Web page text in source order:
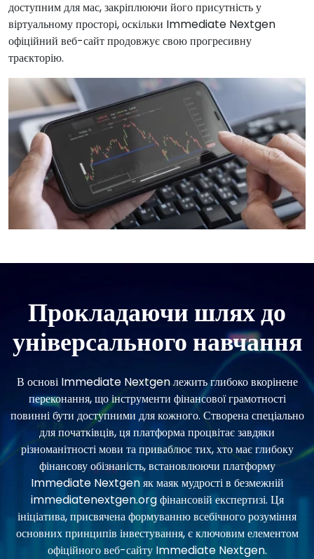
доступним для мас, закріплюючи його присутність у
віртуальному просторі, оскільки Immediate Nextgen
офіційний веб-сайт продовжує свою прогресивну
траєкторію.
Прокладаючи шлях до
універсального навчання
В основі Immediate Nextgen лежить глибоко вкорінене
переконання, що інструменти фінансової грамотності
повинні бути доступними для кожного. Створена спеціально
для початківців, ця платформа процвітає завдяки
різноманітності мови та приваблює тих, хто має глибоку
фінансову обізнаність, встановлюючи платформу
Immediate Nextgen як маяк мудрості в безмежній
immediatenextgen.org фінансовій експертизі. Ця
ініціатива, присвячена формуванню всебічного розуміння
основних принципів інвестування, є ключовим елементом
офіційного веб-сайту Immediate Nextgen.